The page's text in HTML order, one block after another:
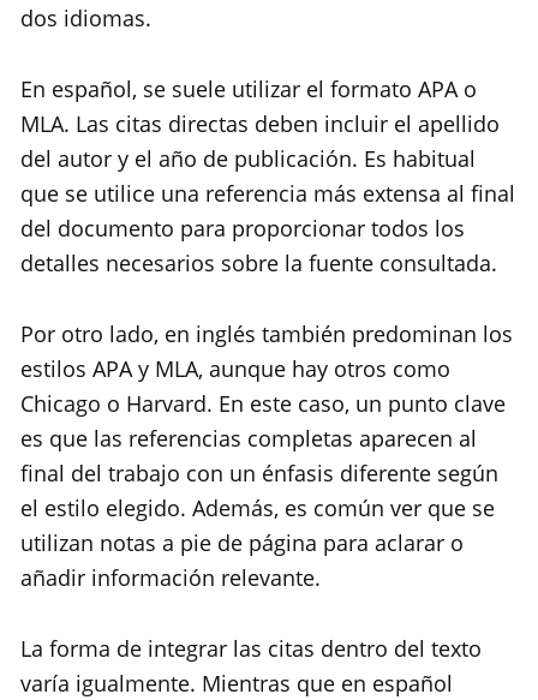
dos idiomas.
En español, se suele utilizar el formato APA o
MLA. Las citas directas deben incluir el apellido
del autor y el año de publicación. Es habitual
que se utilice una referencia más extensa al final
del documento para proporcionar todos los
detalles necesarios sobre la fuente consultada.
Por otro lado, en inglés también predominan los
estilos APA y MLA, aunque hay otros como
Chicago o Harvard. En este caso, un punto clave
es que las referencias completas aparecen al
final del trabajo con un énfasis diferente según
el estilo elegido. Además, es común ver que se
utilizan notas a pie de página para aclarar o
añadir información relevante.
La forma de integrar las citas dentro del texto
varía igualmente. Mientras que en español